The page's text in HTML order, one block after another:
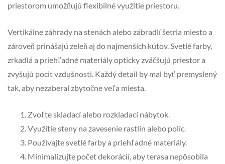
priestorom umožňujú flexibilné využitie priestoru.
Vertikálne záhrady na stenách alebo zábradlí šetria miesto a
zároveň prinášajú zeleň aj do najmenších kútov. Svetlé farby,
zrkadlá a priehľadné materiály opticky zväčšujú priestor a
zvyšujú pocit vzdušnosti. Každý detail by mal byť premyslený
tak, aby nezaberal zbytočne veľa miesta.
Zvoľte skladací alebo rozkladací nábytok.
Využitie steny na zavesenie rastlín alebo políc.
Používajte svetlé farby a priehľadné materiály.
Minimalizujte počet dekorácií, aby terasa nepôsobila